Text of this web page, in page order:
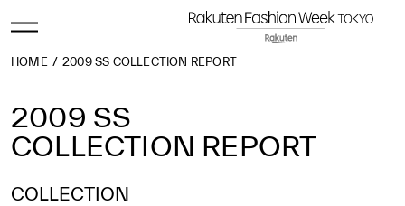
HOME 2009 SS COLLECTION REPORT
2009 SS
COLLECTION REPORT
COLLECTION